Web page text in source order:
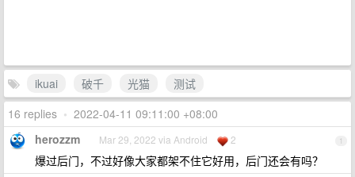
ikuai 破千 光猫
测试
16 replies • 2022-04-11 09:11:00 +08:00
1
herozzm Mar 29, 2022 via Android 2
爆过后门，不过好像大家都架不住它好用，后门还会有吗？